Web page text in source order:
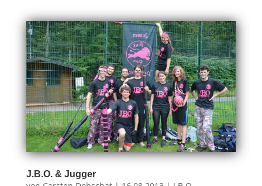
J.B.O. & Jugger